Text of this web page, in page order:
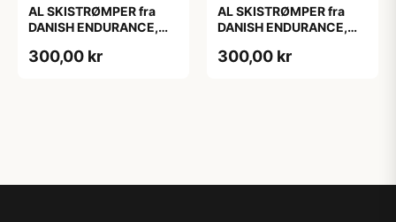
AL SKISTRØMPER fra
DANISH ENDURANCE,
300,00 kr
AL SKISTRØMPER fra
DANISH ENDURANCE,
300,00 kr